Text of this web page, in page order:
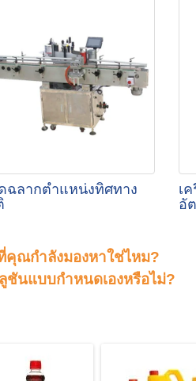
ฉลากตำแหน่งทิศทาง
เ
อั
คุณกำลังมองหาใช่ไหม?
ชันแบบกำหนดเองหรือไม่?